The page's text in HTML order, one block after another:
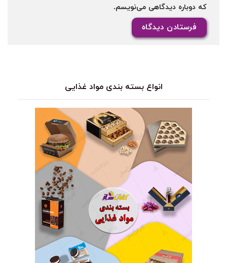
که دوباره دیدگاهی می‌نویسم.
انواع بسته بندی مواد غذایی